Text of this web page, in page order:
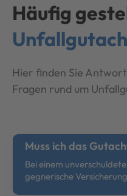
Häufig
Hier finden Sie
Fragen rund um
Muss ich das
Bei einem
gegnerische